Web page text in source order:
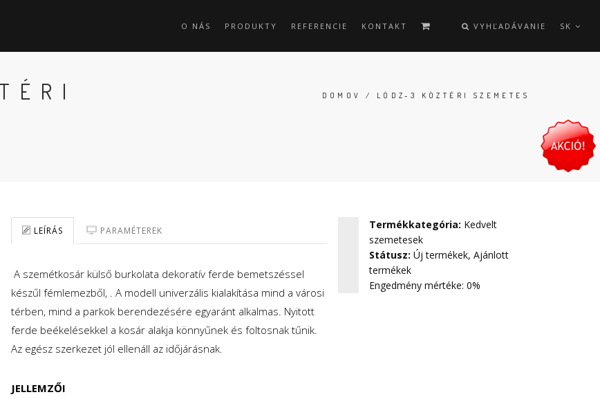
O NÁS PRODUKTY REFERENCIE KONTAKT VYHĽADÁVANIE SK
DOMOV / LÓDZ-3 KÖZTÉRI SZEMETES
LEÍRÁS PARAMÉTEREK
A szemétkosár külső burkolata dekoratív ferde bemetszéssel
készűl fémlemezből, . A modell univerzális kialakítása mind a városi
térben, mind a parkok berendezésére egyaránt alkalmas. Nyitott
ferde beékelésekkel a kosár alakja könnyűnek és foltosnak tűnik.
Az egész szerkezet jól ellenáll az időjárásnak.
JELLEMZŐI
Termékkategória: Kedvelt
szemetesek
Státusz: Új termékek, Ajánlott
termékek
Engedmény mértéke: 0%